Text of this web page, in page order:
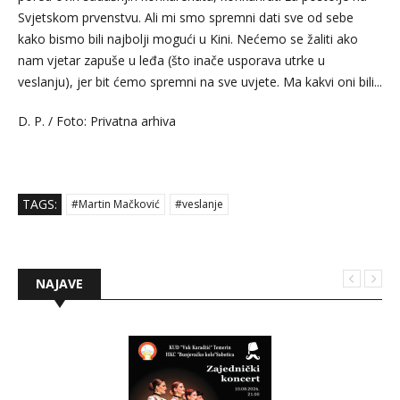
Svjetskom prvenstvu. Ali mi smo spremni dati sve od sebe
kako bismo bili najbolji mogući u Kini. Nećemo se žaliti ako
nam vjetar zapuše u leđa (što inače usporava utrke u
veslanju), jer bit ćemo spremni na sve uvjete. Ma kakvi oni bili...
D. P. / Foto: Privatna arhiva
TAGS: #Martin Mačković #veslanje
NAJAVE